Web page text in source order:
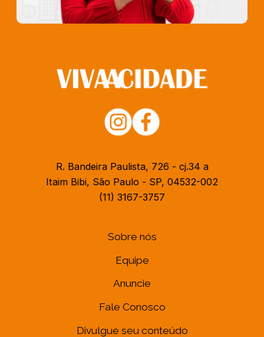
R. Bandeira Paulista, 726 - cj.34 a
Itaim Bibi, São Paulo - SP, 04532-002
(11) 3167-3757
Sobre nós
Equipe
Anuncie
Fale Conosco
Divulgue seu conteúdo